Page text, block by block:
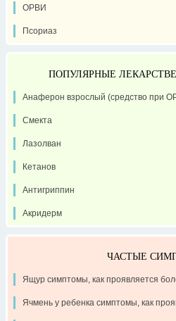
ОРВИ
Псориаз
ПОПУЛЯРНЫЕ
Анаферон взрослый (средство при
Смекта
Лазолван
Кетанов
Антигриппин
Акридерм
ЧАСТЫЕ
Ящур симптомы, как проявляется
Ячмень у ребенка симптомы, как